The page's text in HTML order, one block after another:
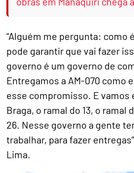
“Alguém me pergunta: como
pode garantir que vai fazer
governo é um governo de
Entregamos a AM-070 como
esse compromisso. E vamos
Braga, o ramal do 13, o ramal
26. Nesse governo a gente
trabalhar, para fazer
Lima.